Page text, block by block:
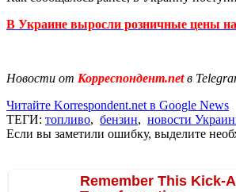
В Украине выросли розничные цены
Новости от Корреспондент.netв
Читайте Korrespondent.net в Google News
ТЕГИ: топливо, бензин, новости
Если вы заметили ошибку, выделите